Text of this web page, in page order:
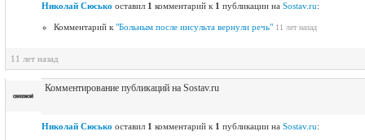
Николай Сюсько оставил 1 комментарий к 1 публикации на Sostav.ru:
Комментарий к "Больным после инсульта вернули речь" 11 лет назад
11 лет назад
Комментирование публикаций на Sostav.ru
Николай Сюсько оставил 1 комментарий к 1 публикации на Sostav.ru: